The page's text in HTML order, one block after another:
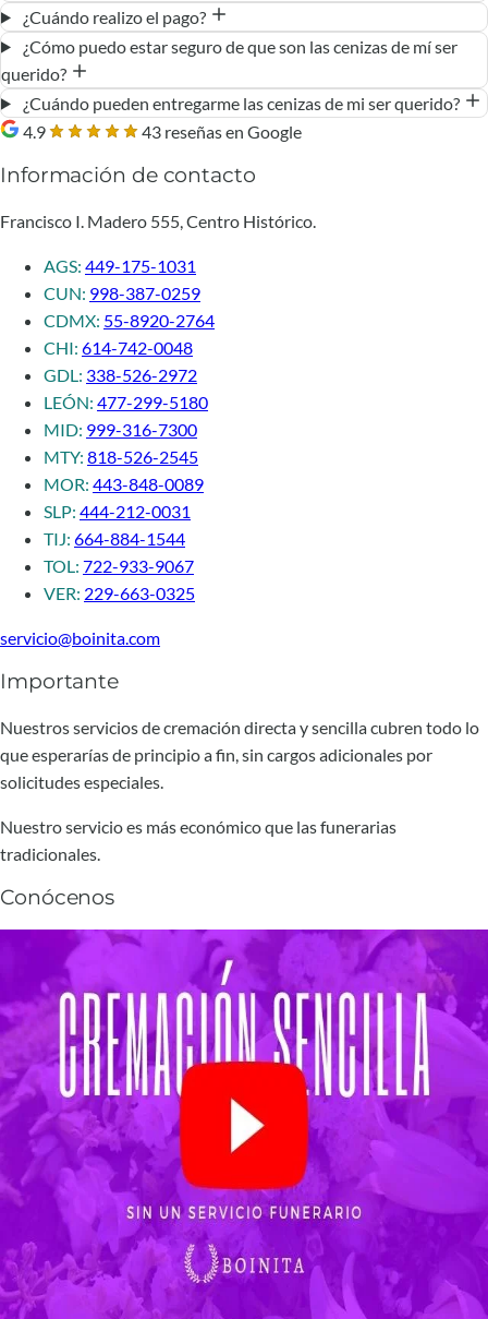
¿Cuándo realizo el pago?
¿Cómo puedo estar seguro de que son las cenizas de mí ser
querido?
¿Cuándo pueden entregarme las cenizas de mi ser querido?
4.9
43 reseñas en Google
Información de contacto
Francisco I. Madero 555, Centro Histórico.
AGS: 449-175-1031
CUN: 998-387-0259
CDMX: 55-8920-2764
CHI: 614-742-0048
GDL: 338-526-2972
LEÓN: 477-299-5180
MID: 999-316-7300
MTY: 818-526-2545
MOR: 443-848-0089
SLP: 444-212-0031
TIJ: 664-884-1544
TOL: 722-933-9067
VER: 229-663-0325
servicio@boinita.com
Importante
Nuestros servicios de cremación directa y sencilla cubren todo lo
que esperarías de principio a fin, sin cargos adicionales por
solicitudes especiales.
Nuestro servicio es más económico que las funerarias
tradicionales.
Conócenos